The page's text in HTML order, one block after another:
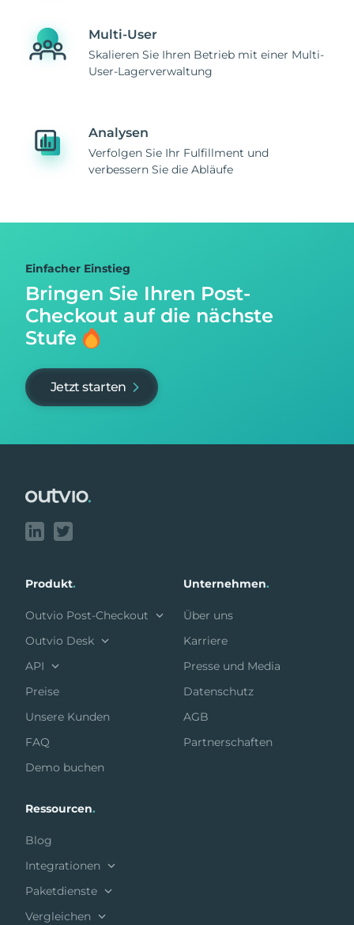
Multi-User
Skalieren Sie Ihren Betrieb mit einer Multi-
User-Lagerverwaltung
Analysen
Verfolgen Sie Ihr Fulfillment und
verbessern Sie die Abläufe
Einfacher Einstieg
Bringen Sie Ihren Post-
Checkout auf die nächste
Stufe
Jetzt starten
Produkt.
Outvio Post-Checkout
Outvio Desk
API
Preise
Unsere Kunden
FAQ
Demo buchen
Unternehmen.
Über uns
Karriere
Presse und Media
Datenschutz
AGB
Partnerschaften
Ressourcen.
Blog
Integrationen
Paketdienste
Vergleichen